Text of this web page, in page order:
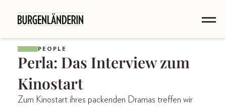
PEOPLE
Perla: Das Interview zum
Kinostart
Zum Kinostart ihres packenden Dramas treffen wir